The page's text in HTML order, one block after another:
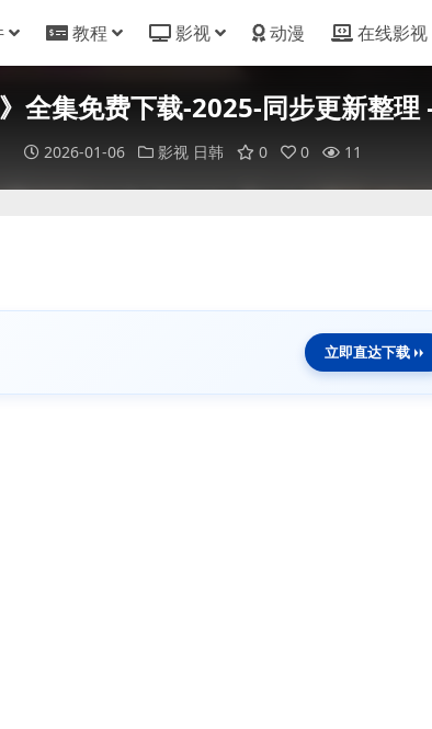
教程 影视 动漫 在线影视
全集免费下载-2025-同步更新整
2026-01-06 影视 日韩 0 0 11
立即直达下载